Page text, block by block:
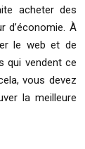
acheter des
d’économie. À
le web et de
qui vendent ce
vous devez
la meilleure